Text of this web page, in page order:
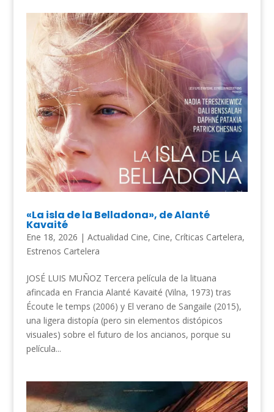
«La isla de la Belladona», de Alanté
Kavaité
Ene 18, 2026 | Actualidad Cine, Cine, Críticas Cartelera,
Estrenos Cartelera
JOSÉ LUIS MUÑOZ Tercera película de la lituana
afincada en Francia Alanté Kavaité (Vilna, 1973) tras
Écoute le temps (2006) y El verano de Sangaile (2015),
una ligera distopía (pero sin elementos distópicos
visuales) sobre el futuro de los ancianos, porque su
película...